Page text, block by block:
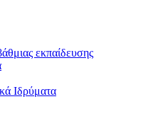
εκπαίδευσης
Ιδρύματα